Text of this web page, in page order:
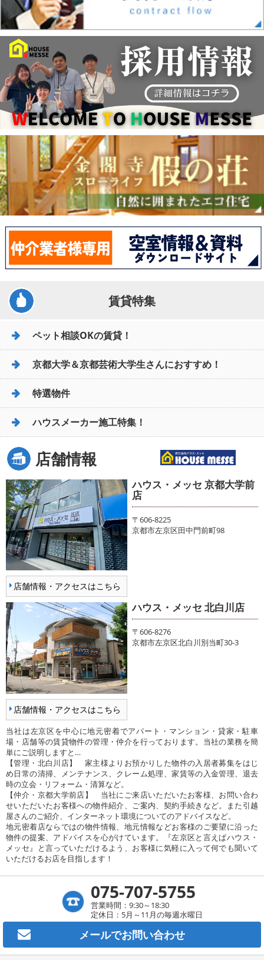
賃貸特集
ペット相談OKの賃貸！
京都大学＆京都芸術大学生さんにおすすめ！
特選物件
ハウスメーカー施工特集！
店舗情報
店舗情報・アクセスはこちら
ハウス・メッセ 京都大学前
店
〒606-8225
京都市左京区田中門前町98
店舗情報・アクセスはこちら
ハウス・メッセ 北白川店
〒606-8276
京都市左京区北白川別当町30-3
当社は左京区を中心に地元密着でアパート・マンション・貸家・駐車
場・店舗等の賃貸物件の管理・仲介を行っております。当社の業務を簡
単にご説明しますと…
【管理・北白川店】 家主様よりお預かりした物件の入居者募集をはじ
め日常の清掃、メンテナンス、クレーム処理、家賃等の入金管理、退去
時の立会・リフォーム・清算など。
【仲介・京都大学前店】 当社にご来店いただいたお客様、お問い合わ
せいただいたお客様への物件紹介、ご案内、契約手続きなど。また引越
屋さんのご紹介、インターネット環境についてのアドバイスなど。
地元密着店ならではの物件情報、地元情報などお客様のご要望に沿った
物件の提案、アドバイスを心がけています。『左京区と言えばハウス・
メッセ』と言っていただけるよう、お客様に気軽に入って何でも聞いて
いただけるお店を目指します！
075-707-5755
営業時間：9:30～18:30
定休日：5月～11月の毎週水曜日
メールでお問い合わせ